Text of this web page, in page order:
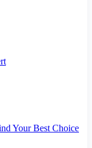
Your Best Choice